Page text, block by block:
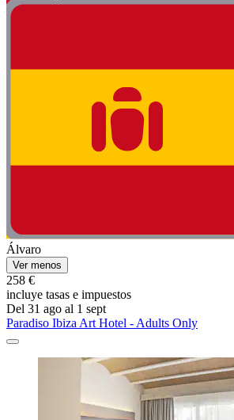
Álvaro
Ver menos
258 €
incluye tasas e impuestos
Del 31 ago al 1 sept
Paradiso Ibiza Art Hotel - Adults Only